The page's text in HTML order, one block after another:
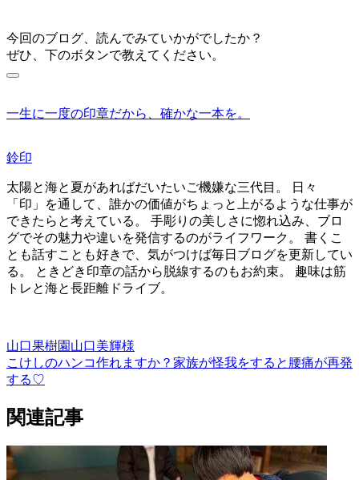
今回のブログ、読んでみていかがでしたか？
ぜひ、下のボタンで教えてください。
一生に一度の印章だから、確かな一本を。
鈴印
太陽と海と夏があればだいたいご機嫌な三代目。 日々
「印」を通して、誰かの価値がちょっと上がるような仕事が
できたらと考えている。 手彫りの美しさに惚れ込み、ブロ
グでその魅力や違いを発信するのがライフワーク。 書くこ
とも話すことも好きで、気がつけば毎日ブログを更新してい
る。 ときどき印章の話から脱線するのもお約束。 趣味は筋
トレと海と長距離ドライブ。
山口果樹園 山口美輝様
こけしのハンコ作れますか？ 家族が怪我をすると腰痛が再発
する♡
関連記事